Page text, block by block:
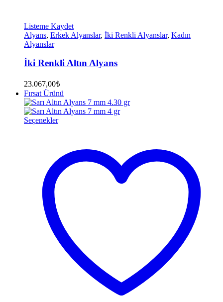
Listeme Kaydet
Alyans, Erkek Alyanslar, İki Renkli Alyanslar, Kadın
Alyanslar
İki Renkli Altın Alyans
23.067,00₺
Fırsat Ürünü
Seçenekler